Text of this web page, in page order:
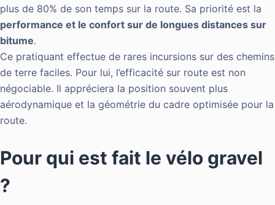
plus de 80% de son temps sur la route. Sa priorité est la
performance et le confort sur de longues distances sur
bitume.
Ce pratiquant effectue de rares incursions sur des chemins
de terre faciles. Pour lui, l’efficacité sur route est non
négociable. Il appréciera la position souvent plus
aérodynamique et la géométrie du cadre optimisée pour la
route.
Pour qui est fait le vélo gravel
?